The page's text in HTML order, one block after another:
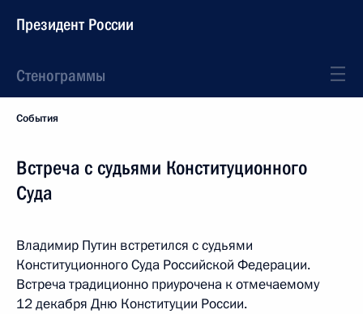
Президент России
Стенограммы
События
Встреча с судьями Конституционного
Суда
Владимир Путин встретился с судьями
Конституционного Суда Российской Федерации.
Встреча традиционно приурочена к отмечаемому
12 декабря Дню Конституции России.